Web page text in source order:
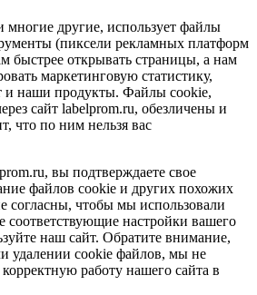
многие другие, использует файлы
(пиксели рекламных платформ
быстрее открывать страницы, а нам
маркетинговую статистику,
и наши продукты. Файлы сookie,
сайт labelprom.ru, обезличены и
что по ним нельзя вас
вы подтверждаете свое
файлов cookie и других похожих
согласны, чтобы мы использовали
соответствующие настройки вашего
наш сайт. Обратите внимание,
удалении cookie файлов, мы не
работу нашего сайта в